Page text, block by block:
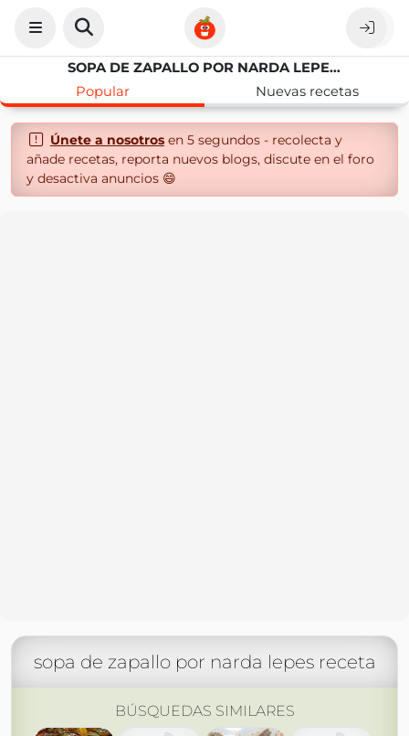
SOPA DE ZAPALLO POR NARDA LEPES RECETA
Popular
Nuevas recetas
Únete a nosotrosen 5 segundos - recolecta y
añade recetas, reporta nuevos blogs, discute en el foro
y desactiva anuncios 😄
sopa de zapallo por narda lepes receta
BÚSQUEDAS SIMILARES